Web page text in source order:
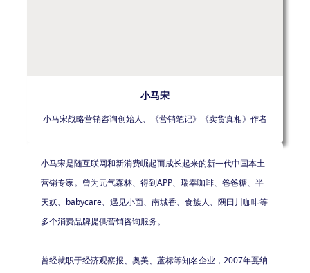
小马宋
小马宋战略营销咨询创始人、《营销笔记》《卖货真相》作者
小马宋是随互联网和新消费崛起而成长起来的新一代中国本土
营销专家。曾为元气森林、得到APP、瑞幸咖啡、爸爸糖、半
天妖、babycare、遇见小面、南城香、食族人、隅田川咖啡等
多个消费品牌提供营销咨询服务。
曾经就职于经济观察报、奥美、蓝标等知名企业，2007年戛纳